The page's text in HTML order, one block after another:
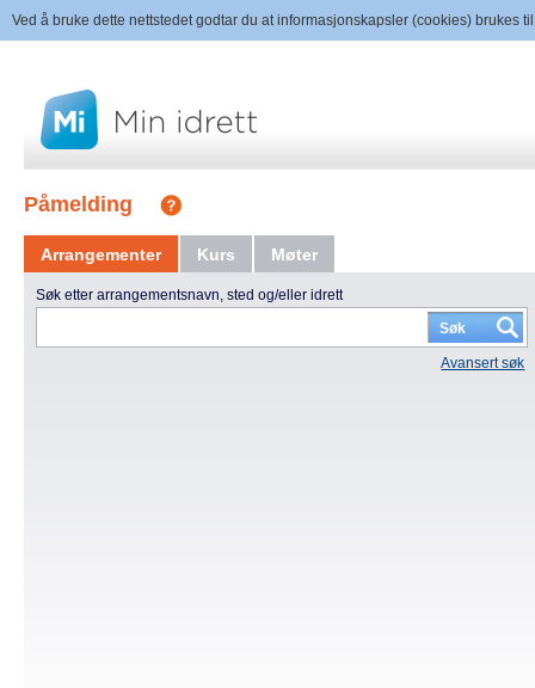
Ved å bruke dette nettstedet godtar du at informasjonskapsler (cookies) brukes
Påmelding
Arrangementer Kurs Møter
Søk etter arrangementsnavn, sted og/eller idrett
Avansert søk